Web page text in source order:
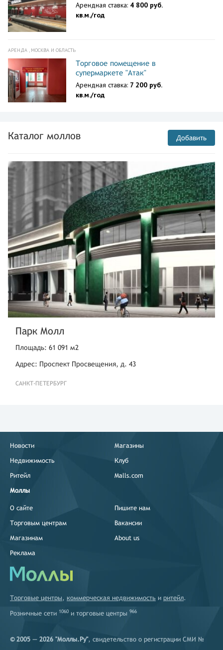
Арендная ставка: 4 800 руб.
кв.м./год
АРЕНДА , МОСКВА И ОБЛАСТЬ
Торговое помещение в
супермаркете "Атак"
Арендная ставка: 7 200 руб.
кв.м./год
Каталог моллов Добавить
Парк Молл
Площадь: 61 091 м2
Адрес: Проспект Просвещения, д. 43
САНКТ-ПЕТЕРБУРГ
Новости
Недвижимость
Ритейл
Моллы
Магазины
Клуб
Malls.com
О сайте
Торговым центрам
Магазинам
Реклама
Пишите нам
Вакансии
About us
Торговые центры, коммерческая недвижимость и ритейл.
Розничные сети 1060 и торговые центры 966
© 2005 — 2026 "Моллы.Ру", свидетельство о регистрации СМИ №